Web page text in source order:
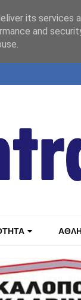
its services
and